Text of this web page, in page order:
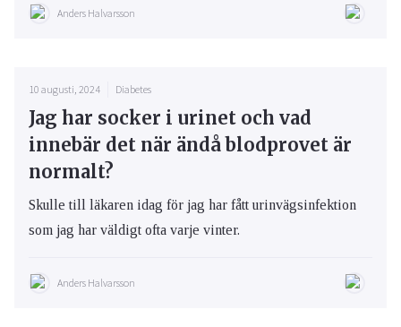
Anders Halvarsson
10 augusti, 2024 Diabetes
Jag har socker i urinet och vad
innebär det när ändå blodprovet är
normalt?
Skulle till läkaren idag för jag har fått urinvägsinfektion
som jag har väldigt ofta varje vinter.
Anders Halvarsson